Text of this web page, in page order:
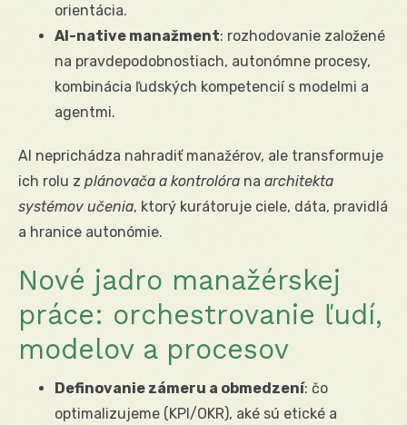
orientácia.
AI-native manažment: rozhodovanie založené
na pravdepodobnostiach, autonómne procesy,
kombinácia ľudských kompetencií s modelmi a
agentmi.
AI neprichádza nahradiť manažérov, ale transformuje
ich rolu z plánovača a kontrolóra na architekta
systémov učenia, ktorý kurátoruje ciele, dáta, pravidlá
a hranice autonómie.
Nové jadro manažérskej
práce: orchestrovanie ľudí,
modelov a procesov
Definovanie zámeru a obmedzení: čo
optimalizujeme (KPI/OKR), aké sú etické a